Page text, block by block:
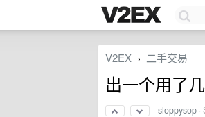
V2EX › 二手交易
出一个用了
sloppysop ·